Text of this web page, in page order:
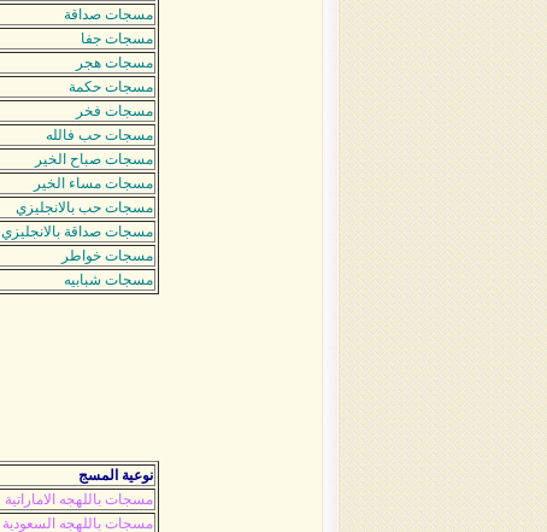
مسجات صداقة
مسجات جفا
مسجات هجر
مسجات حكمة
مسجات فخر
مسجات حب فالله
مسجات صباح الخير
مسجات مساء الخير
مسجات حب بالانجليزي
مسجات صداقة بالانجليزي
مسجات خواطر
مسجات شبابيه
نوعية المسج
مسجات باللهجه الاماراتية
مسجات باللهجه السعودية